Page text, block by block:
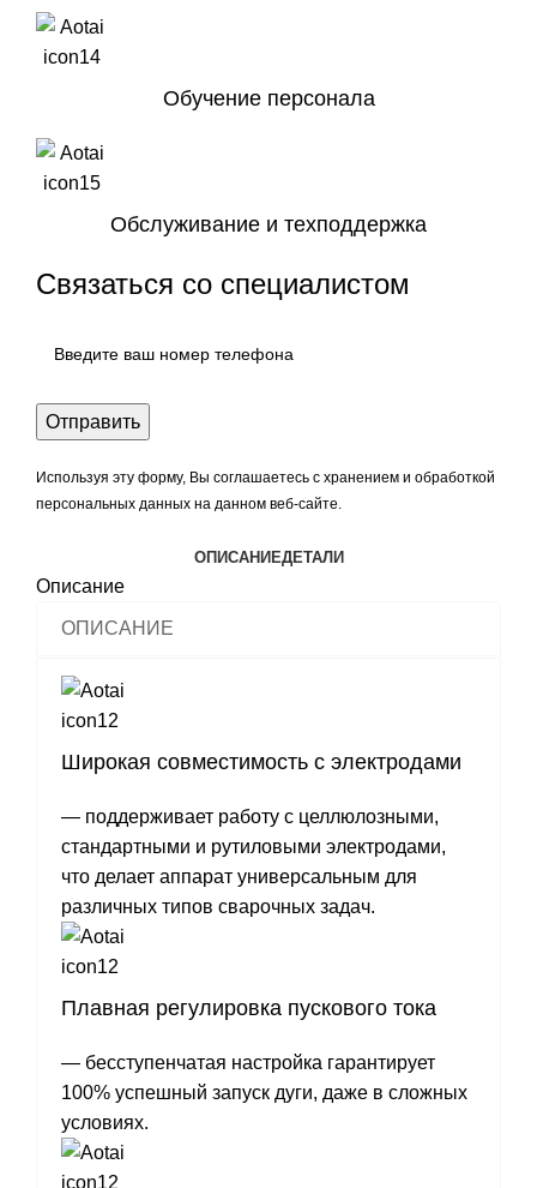
Обучение персонала
Обслуживание и техподдержка
Связаться со специалистом
Используя эту форму, Вы соглашаетесь с хранением и обработкой
персональных данных на данном веб-сайте.
ОПИСАНИЕДЕТАЛИ
Описание
ОПИСАНИЕ
Широкая совместимость с электродами
— поддерживает работу с целлюлозными,
стандартными и рутиловыми электродами,
что делает аппарат универсальным для
различных типов сварочных задач.
Плавная регулировка пускового тока
— бесступенчатая настройка гарантирует
100% успешный запуск дуги, даже в сложных
условиях.